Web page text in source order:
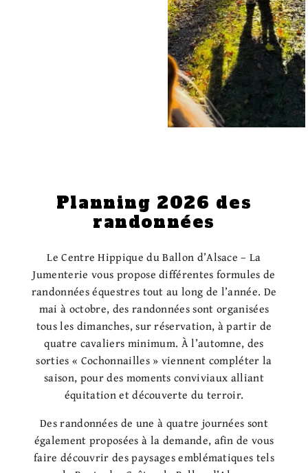
Planning 2026 des
randonnées
Le Centre Hippique du Ballon d’Alsace – La
Jumenterie vous propose différentes formules de
randonnées équestres tout au long de l’année. De
mai à octobre, des randonnées sont organisées
tous les dimanches, sur réservation, à partir de
quatre cavaliers minimum. À l’automne, des
sorties « Cochonnailles » viennent compléter la
saison, pour des moments conviviaux alliant
équitation et découverte du terroir.
Des randonnées de une à quatre journées sont
également proposées à la demande, afin de vous
faire découvrir des paysages emblématiques tels